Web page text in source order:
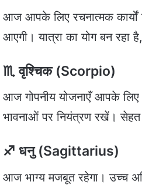
आज आपके लिए रचनात्मक कार्यों
आएगी। यात्रा का योग बन रहा
♏ वृश्चिक (Scorpio)
आज गोपनीय योजनाएँ आपके लिए
भावनाओं पर नियंत्रण रखें। सेहत
♐ धनु (Sagittarius)
आज भाग्य मजबूत रहेगा। उच्च